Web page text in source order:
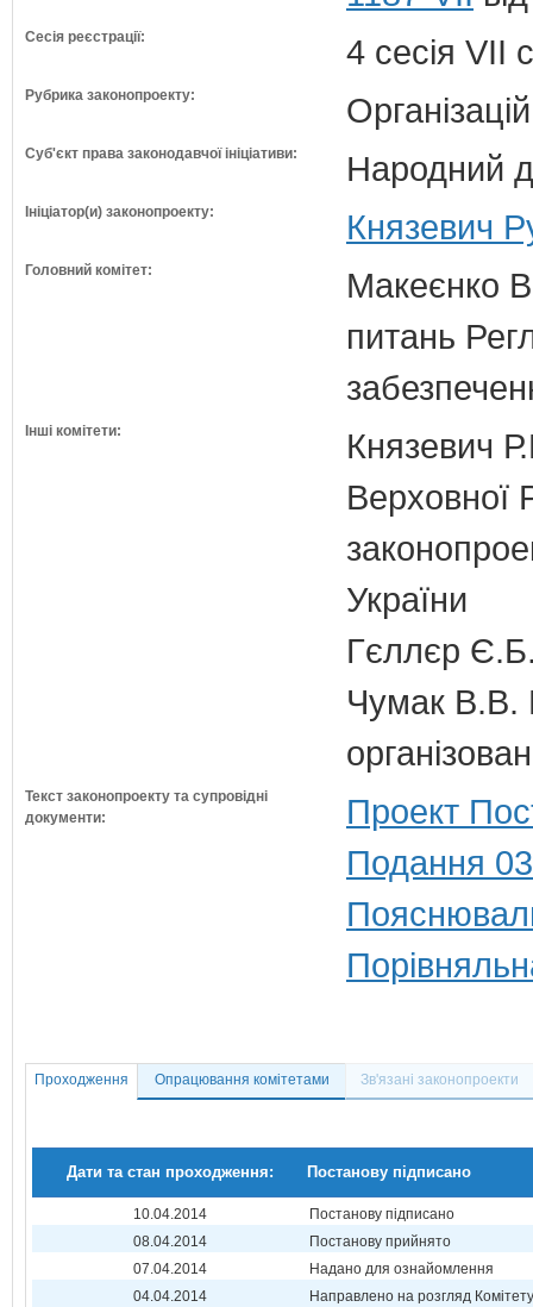
Сесія реєстрації: 4 сесія VII
Рубрика законопроекту:
Суб'єкт права законодавчої ініціативи: Народний
Ініціатор(и) законопроекту: Князевич
Головний комітет:
Макеєнко
питань
Інші комітети:
Князевич
Верховної
України
Гєллєр
Чумак В.В.
Текст законопроекту та супровідні
документи:
Проект
Подання
Проходження Опрацювання комітетами Зв'язані законопроекти
Дати та стан проходження: Постанову підписано
10.04.2014
Постанову підписано
08.04.2014
Постанову прийнято
07.04.2014
Надано для ознайомлення
04.04.2014
Направлено на розгляд Комітету